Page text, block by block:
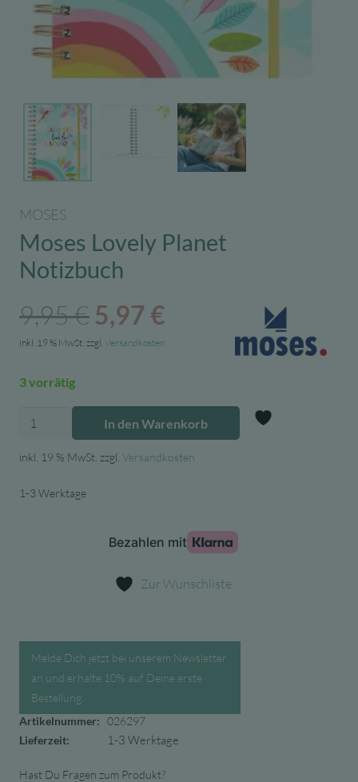
MOSES
Moses Lovely Planet
Notizbuch
9,95€ Ursprünglicher
Preis
9,95 €
5,97 € Aktueller
5,97 €.
inkl. 19 % MwSt. zzgl. Versandkosten
3 vorrätig
Moses
Planet
Menge
In den Warenkorb
inkl. 19 % MwSt. zzgl. Versandkosten
1-3 Werktage
Zur Wunschliste
Melde Dich jetzt bei unserem Newsletter
an und erhalte 10% auf Deine erste
Bestellung.
Artikelnummer: 026297
Lieferzeit:
1-3 Werktage
Hast Du Fragen zum Produkt?